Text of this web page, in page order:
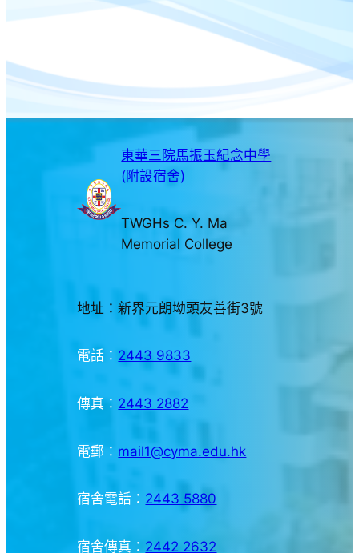
東華三院馬振玉紀念中學
(附設宿舍)
TWGHs C. Y. Ma
Memorial College
地址：新界元朗坳頭友善街3號
電話： 2443 9833
傳真： 2443 2882
電郵： mail1@cyma.edu.hk
宿舍電話： 2443 5880
宿舍傳真： 2442 2632